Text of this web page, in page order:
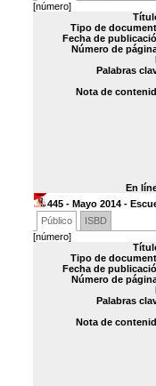
[número]
Tipo de
Fecha de
Número de
Palabras
Nota de
En
445 - Mayo 2014 -
Público
ISBD
[número]
Tipo de
Fecha de
Número de
Palabras
Nota de